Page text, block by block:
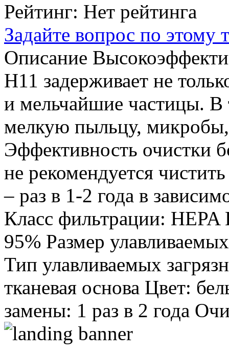
Рейтинг: Нет рейтинга
Задайте вопрос по этому
Описание
H11 задерживает не
и мельчайшие частицы.
мелкую пыльцу,
Эффективность очистки
не рекомендуется
– раз в 1-2 года в
Класс фильтрации:
95% Размер
Тип улавливаемых
тканевая основа Цвет:
замены: 1 раз в 2 года